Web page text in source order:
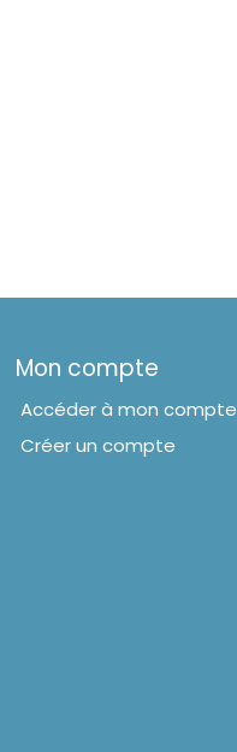
Mon compte
Accéder à mon compte
Créer un compte